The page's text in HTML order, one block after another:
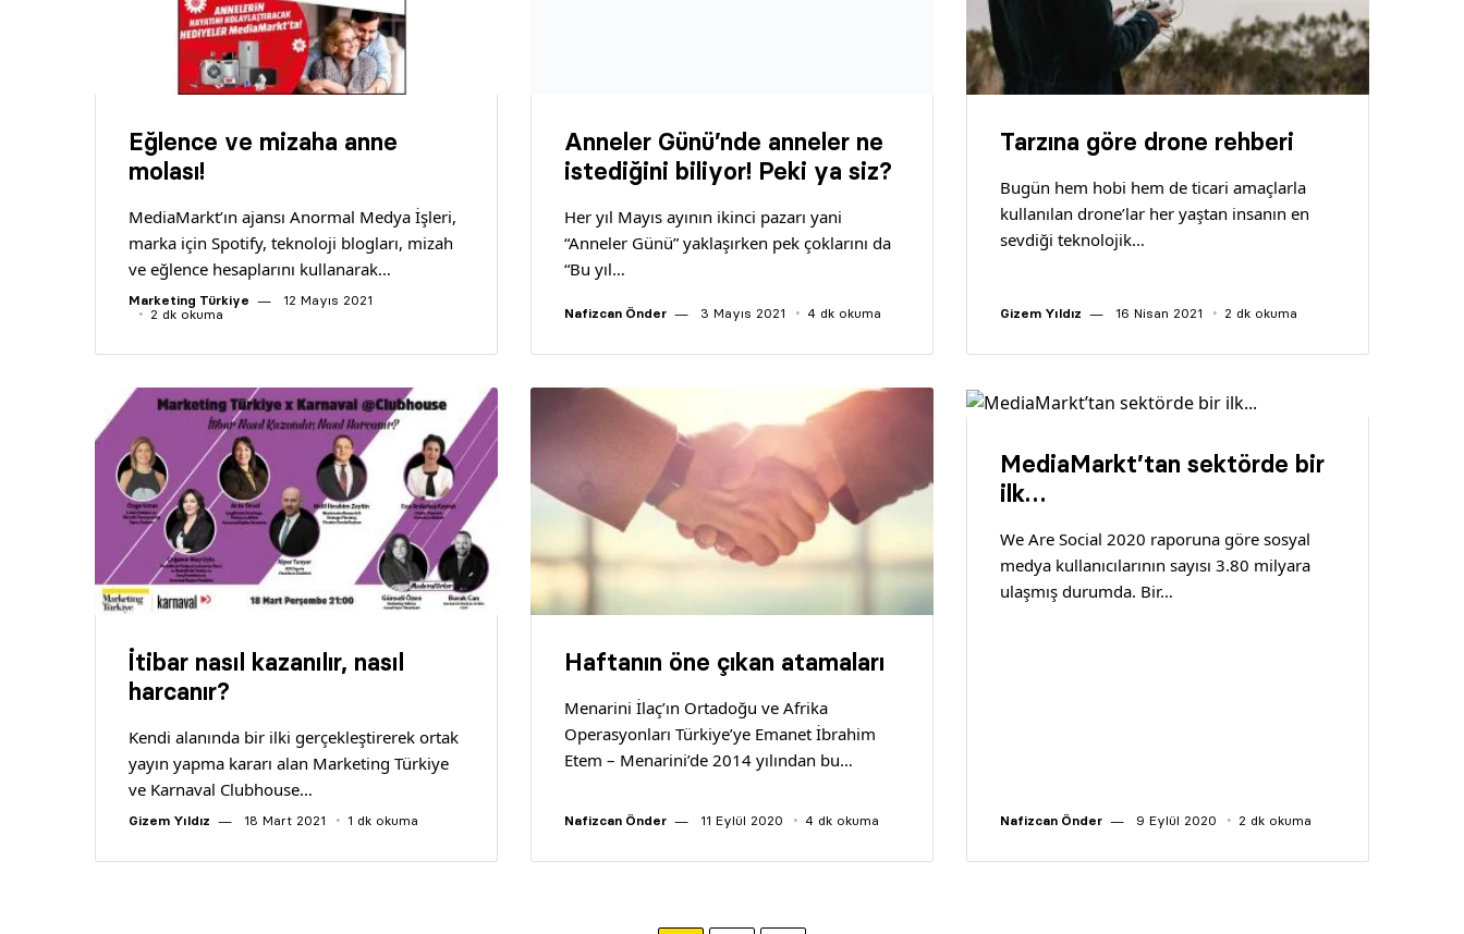
Eğlence ve mizaha anne
molası!
MediaMarkt’ın ajansı Anormal Medya İşleri,
marka için Spotify, teknoloji blogları, mizah
ve eğlence hesaplarını kullanarak…
Marketing Türkiye
12 Mayıs 2021
2 dk okuma
Nafizcan Önder 3 Mayıs 2021 4 dk okuma
Tarzına göre drone rehberi
Bugün hem hobi hem de ticari amaçlarla
kullanılan drone’lar her yaştan insanın en
sevdiği teknolojik…
Gizem Yıldız 16 Nisan 2021 2 dk okuma
İtibar nasıl kazanılır, nasıl
harcanır?
Kendi alanında bir ilki gerçekleştirerek ortak
yayın yapma kararı alan Marketing Türkiye
ve Karnaval Clubhouse…
Gizem Yıldız 18 Mart 2021 1 dk okuma
Haftanın öne çıkan atamaları
Menarini İlaç’ın Ortadoğu ve Afrika
Operasyonları Türkiye’ye Emanet İbrahim
Etem – Menarini’de 2014 yılından bu…
Nafizcan Önder 11 Eylül 2020 4 dk okuma
MediaMarkt’tan sektörde bir
ilk…
We Are Social 2020 raporuna göre sosyal
medya kullanıcılarının sayısı 3.80 milyara
ulaşmış durumda. Bir…
Nafizcan Önder 9 Eylül 2020 2 dk okuma